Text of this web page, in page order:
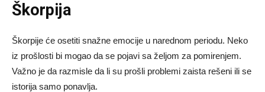
Škorpija
Škorpije će osetiti snažne emocije u narednom periodu. Neko
iz prošlosti bi mogao da se pojavi sa željom za pomirenjem.
Važno je da razmisle da li su prošli problemi zaista rešeni ili se
istorija samo ponavlja.